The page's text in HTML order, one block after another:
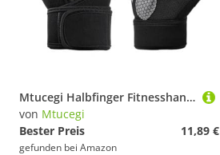
Mtucegi Halbfinger Fitnesshandschuhe Schlupfbeständiges Gewichtshebedichtungsabsorption Für Workouts Krafttraining Radfahren Radfahren
von Mtucegi
Bester Preis
11,89 €
gefunden bei Amazon